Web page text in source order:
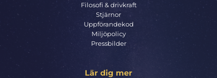
Filosofi & drivkraft
Stjärnor
Uppförandekod
Miljöpolicy
Pressbilder
Lär dig mer